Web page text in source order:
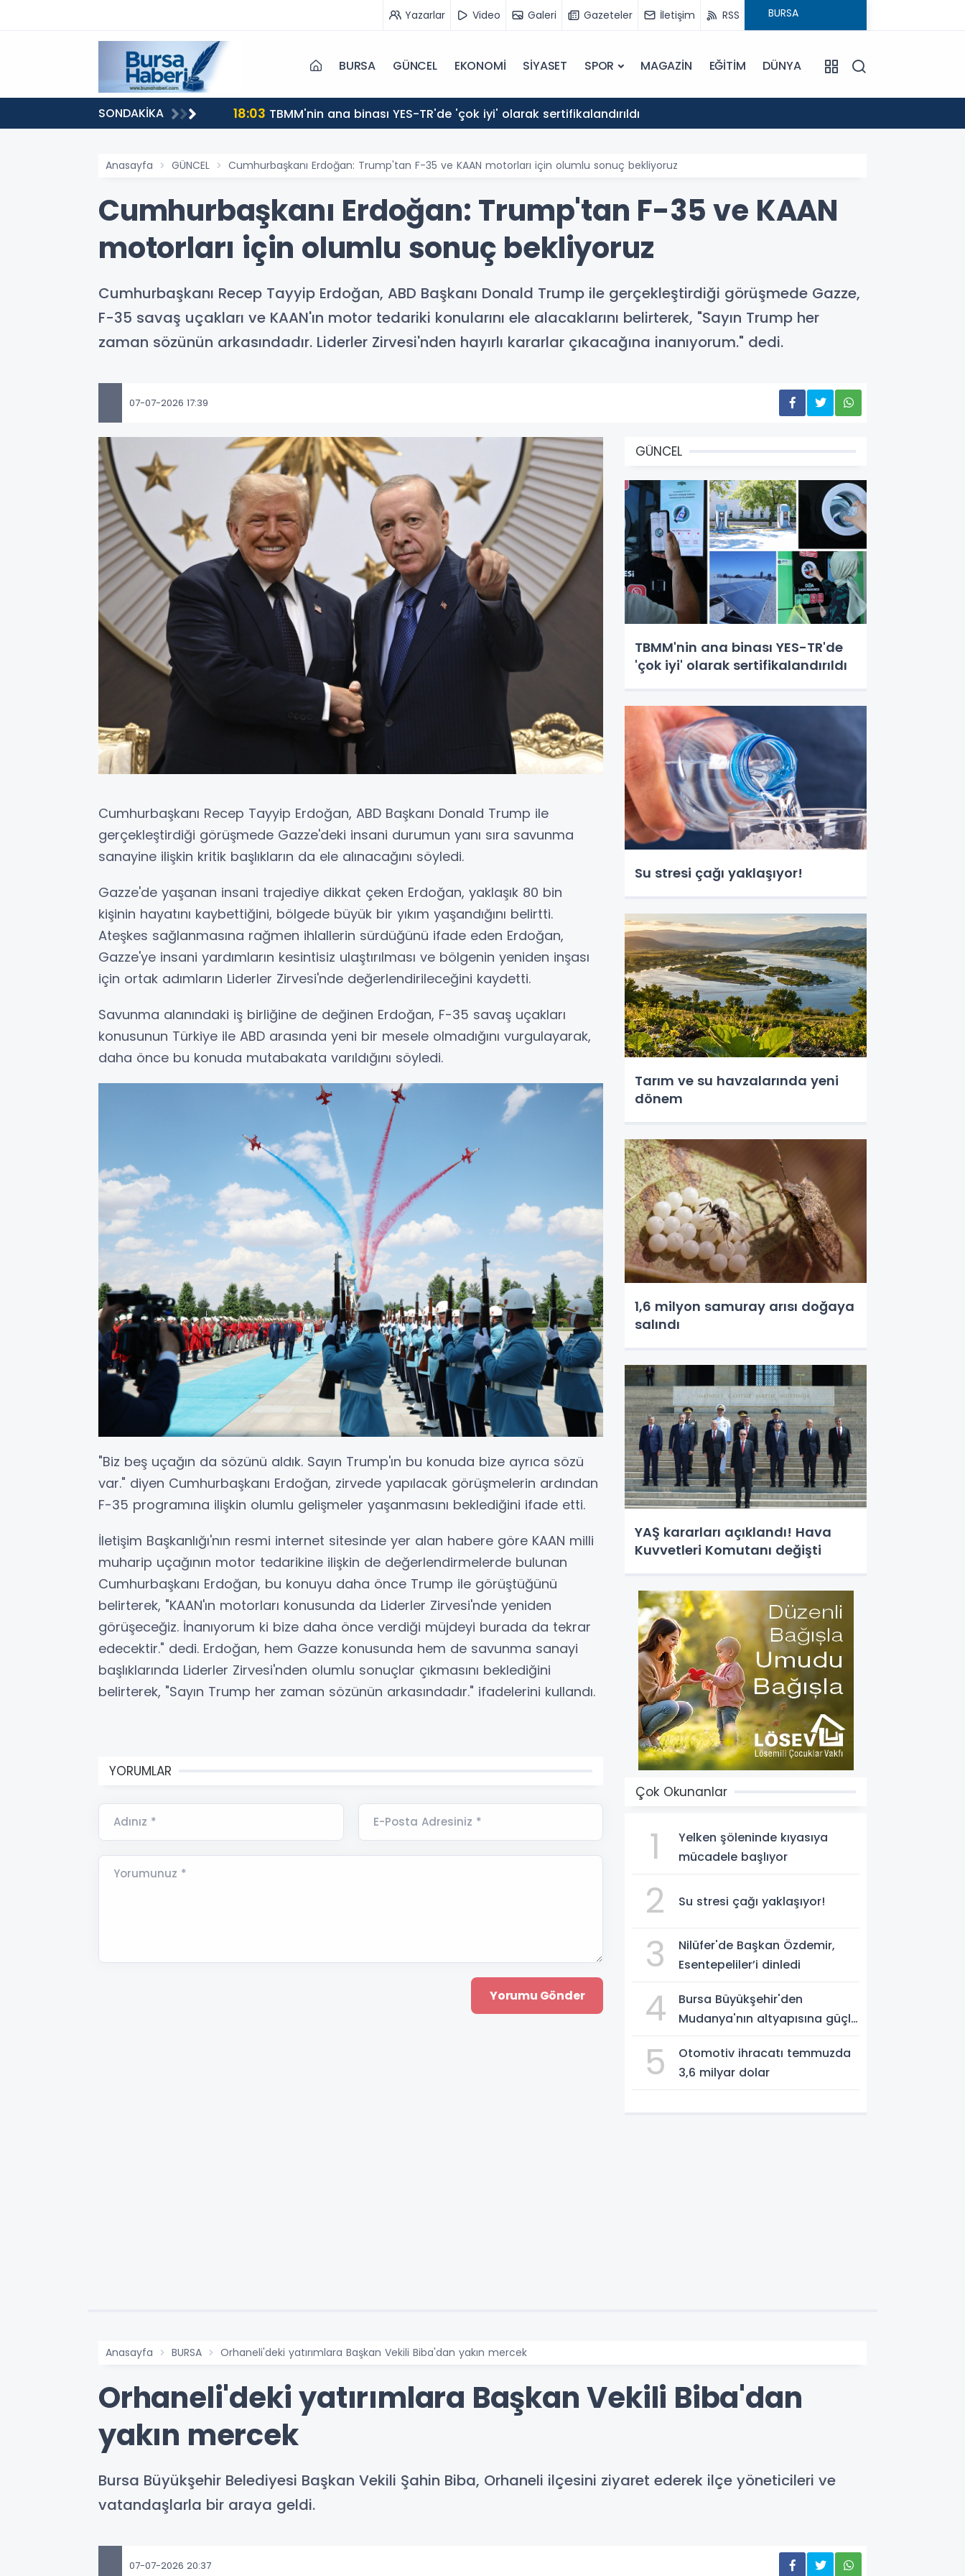
Yazarlar Video Galeri Gazeteler İletişim RSS
BURSA GÜNCEL EKONOMİ SİYASET SPOR MAGAZİN EĞİTİM DÜNYA
SONDAKİKA 18:03 TBMM'nin ana binası YES-TR'de 'çok iyi' olarak sertifikalandırıldı
Anasayfa GÜNCEL Cumhurbaşkanı Erdoğan: Trump'tan F-35 ve KAAN motorları için olumlu sonuç bekliyoruz
Cumhurbaşkanı Erdoğan: Trump'tan F-35 ve KAAN
motorları için olumlu sonuç bekliyoruz
Cumhurbaşkanı Recep Tayyip Erdoğan, ABD Başkanı Donald Trump ile gerçekleştirdiği görüşmede Gazze,
F-35 savaş uçakları ve KAAN'ın motor tedariki konularını ele alacaklarını belirterek, "Sayın Trump her
zaman sözünün arkasındadır. Liderler Zirvesi'nden hayırlı kararlar çıkacağına inanıyorum." dedi.
07-07-2026 17:39
Cumhurbaşkanı Recep Tayyip Erdoğan, ABD Başkanı Donald Trump ile
gerçekleştirdiği görüşmede Gazze'deki insani durumun yanı sıra savunma
sanayine ilişkin kritik başlıkların da ele alınacağını söyledi.
Gazze'de yaşanan insani trajediye dikkat çeken Erdoğan, yaklaşık 80 bin
kişinin hayatını kaybettiğini, bölgede büyük bir yıkım yaşandığını belirtti.
Ateşkes sağlanmasına rağmen ihlallerin sürdüğünü ifade eden Erdoğan,
Gazze'ye insani yardımların kesintisiz ulaştırılması ve bölgenin yeniden inşası
için ortak adımların Liderler Zirvesi'nde değerlendirileceğini kaydetti.
Savunma alanındaki iş birliğine de değinen Erdoğan, F-35 savaş uçakları
konusunun Türkiye ile ABD arasında yeni bir mesele olmadığını vurgulayarak,
daha önce bu konuda mutabakata varıldığını söyledi.
"Biz beş uçağın da sözünü aldık. Sayın Trump'ın bu konuda bize ayrıca sözü
var." diyen Cumhurbaşkanı Erdoğan, zirvede yapılacak görüşmelerin ardından
F-35 programına ilişkin olumlu gelişmeler yaşanmasını beklediğini ifade etti.
İletişim Başkanlığı'nın resmi internet sitesinde yer alan habere göre KAAN milli
muharip uçağının motor tedarikine ilişkin de değerlendirmelerde bulunan
Cumhurbaşkanı Erdoğan, bu konuyu daha önce Trump ile görüştüğünü
belirterek, "KAAN'ın motorları konusunda da Liderler Zirvesi'nde yeniden
görüşeceğiz. İnanıyorum ki bize daha önce verdiği müjdeyi burada da tekrar
edecektir." dedi. Erdoğan, hem Gazze konusunda hem de savunma sanayi
başlıklarında Liderler Zirvesi'nden olumlu sonuçlar çıkmasını beklediğini
belirterek, "Sayın Trump her zaman sözünün arkasındadır." ifadelerini kullandı.
YORUMLAR
Adınız * E-Posta Adresiniz *
Yorumunuz *
GÜNCEL
TBMM'nin ana binası YES-TR'de
'çok iyi' olarak sertifikalandırıldı
Su stresi çağı yaklaşıyor!
Tarım ve su havzalarında yeni
dönem
1,6 milyon samuray arısı doğaya
salındı
YAŞ kararları açıklandı! Hava
Kuvvetleri Komutanı değişti
Çok Okunanlar
1
Yelken şöleninde kıyasıya
mücadele başlıyor
2 Su stresi çağı yaklaşıyor!
3
Nilüfer'de Başkan Özdemir,
Esentepeliler’i dinledi
4
Bursa Büyükşehir'den
Mudanya'nın altyapısına güçlü
5
Otomotiv ihracatı temmuzda
3,6 milyar dolar
Anasayfa BURSA Orhaneli'deki yatırımlara Başkan Vekili Biba'dan yakın mercek
Orhaneli'deki yatırımlara Başkan Vekili Biba'dan
yakın mercek
Bursa Büyükşehir Belediyesi Başkan Vekili Şahin Biba, Orhaneli ilçesini ziyaret ederek ilçe yöneticileri ve
vatandaşlarla bir araya geldi.
07-07-2026 20:37